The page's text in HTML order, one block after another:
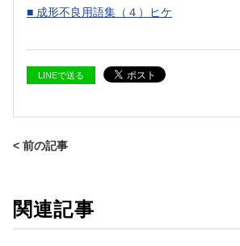
■ 成形不良用語集（４）ヒケ
LINEで送る
< 前の記事
関連記事